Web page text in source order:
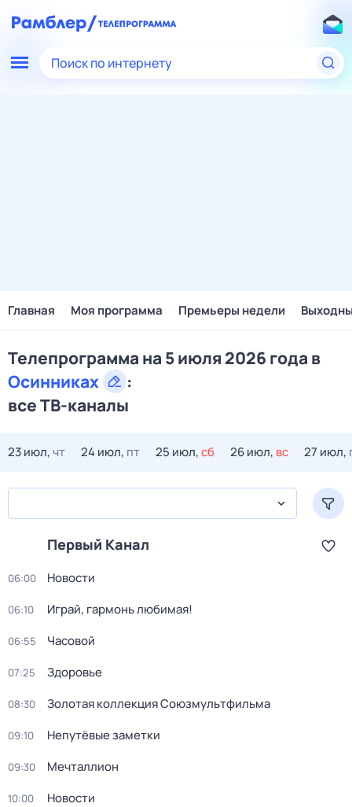
Поиск по интернету
Главная Моя программа Премьеры недели
Телепрограмма на 5 июля 2026 года в
Осинниках
:
все ТВ-каналы
23 июл,чт 24 июл, пт 25 июл,сб 26 июл, вс 27 июл,
Первый Канал
06:00 Новости
06:10 Играй, гармонь любимая!
06:55 Часовой
07:25 Здоровье
08:30 Золотая коллекция Союзмультфильма
09:10 Непутёвые заметки
09:30 Мечталлион
10:00 Новости